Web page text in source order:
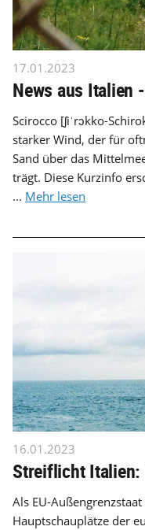
17.01.2023
News aus Italien
Scirocco [ʃiˈrɔkko-
starker Wind, der für
Sand über das
trägt. Diese Kurzinfo
... Mehr lesen
16.01.2023
Streiflicht
Als EU-
Hauptschauplätze der